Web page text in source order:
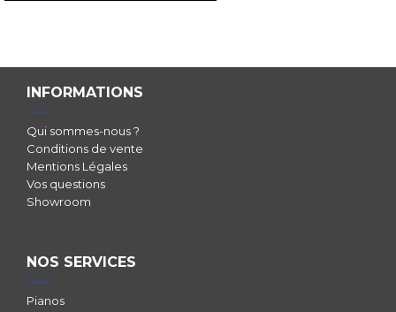
INFORMATIONS
Qui sommes-nous ?
Conditions de vente
Mentions Légales
Vos questions
Showroom
NOS SERVICES
Pianos